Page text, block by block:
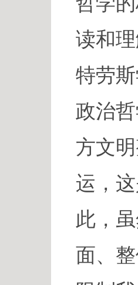
读和
特劳
政治
方文
运，
此，
面、